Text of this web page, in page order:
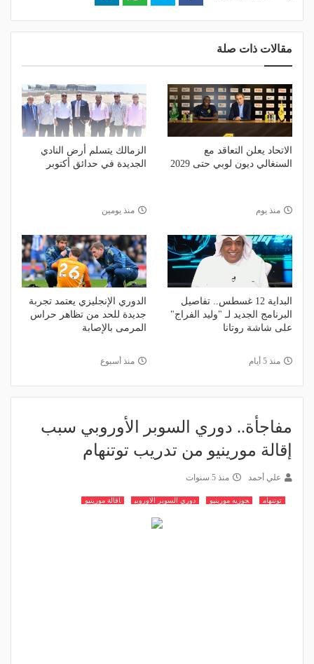
مقالات ذات صلة
الاتحاد يعلن التعاقد مع
السنغالي ديون لوبي حتى 2029
منذ يوم
الزمالك يتسلم أرض النادي
الجديدة في حدائق أكتوبر
منذ يومين
البداية 12 غسطس.. تفاصيل
البرنامج الجديد لـ "وليد الفراج"
على شاشة روتانا
منذ 5 أيام
الدوري الإنجليزي يعتمد تجربة
جديدة للحد من تظاهر حراس
المرمى بالإصابة
منذ أسبوع
مفاجأة.. دوري السوبر الأوروبي سبب
إقالة مورينيو من تدريب توتنهام
علي أحمد منذ 5 سنوات
توتنهام جوزيه مورينيو دوري السوبر الاوروبي اقالة مورينيو